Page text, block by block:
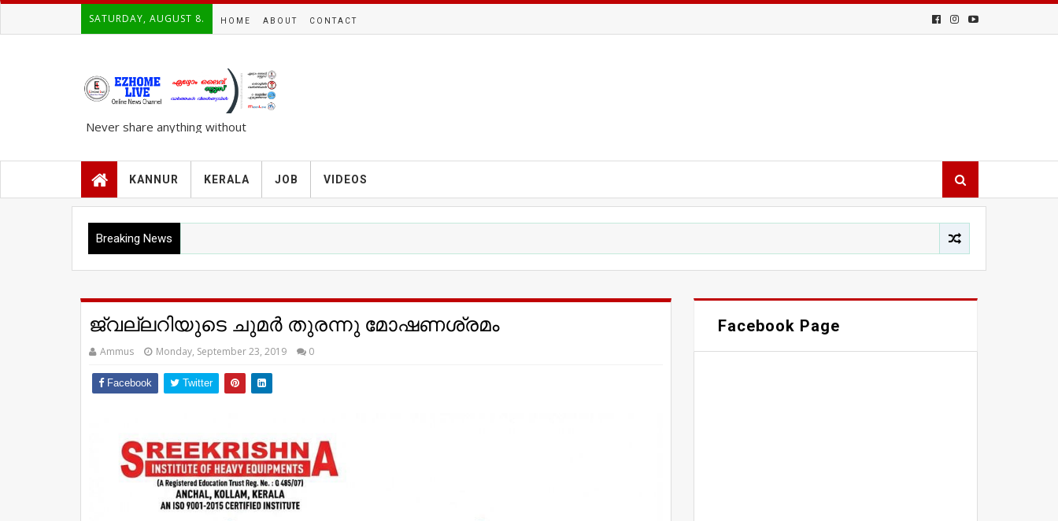
SATURDAY, AUGUST 8. HOME ABOUT CONTACT
Never share anything without
KANNUR KERALA JOB VIDEOS
Breaking News
ജ്വല്ലറിയുടെ ചുമർ തുരന്നു മോഷണശ്രമം
Ammus Monday, September 23, 2019 0
Facebook Twitter
Facebook Page